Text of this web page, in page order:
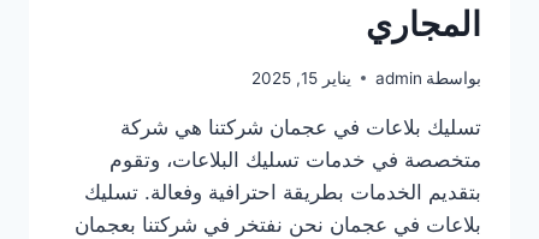
المجاري
بواسطة admin يناير 15, 2025
تسليك بلاعات في عجمان شركتنا هي شركة
متخصصة في خدمات تسليك البلاعات، وتقوم
بتقديم الخدمات بطريقة احترافية وفعالة. تسليك
بلاعات في عجمان نحن نفتخر في شركتنا بعجمان